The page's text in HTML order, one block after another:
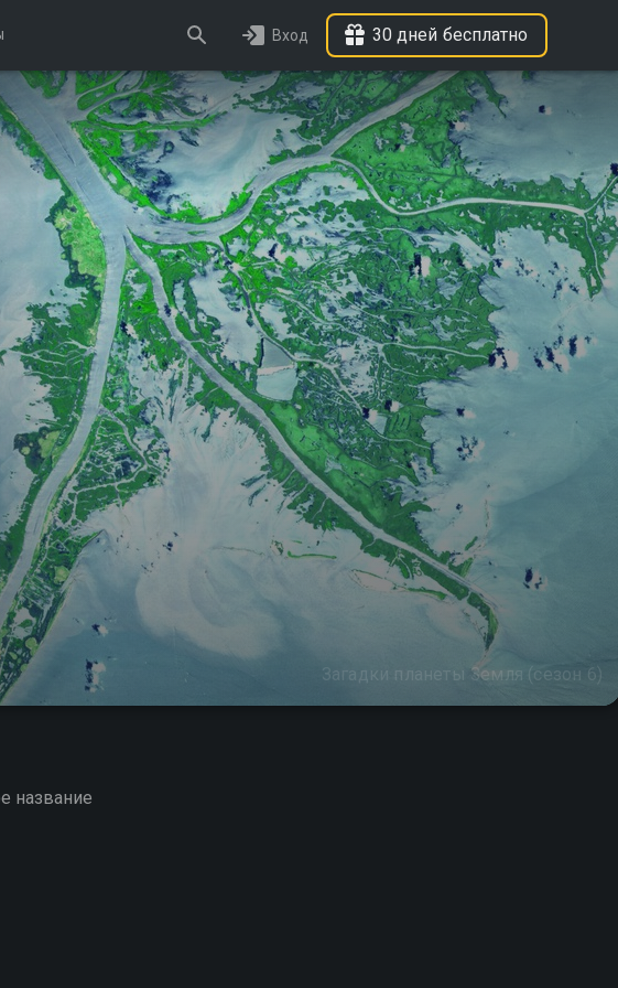
Вход 30 дней бесплатно
Загадки планеты Земля (сезон 6)
название